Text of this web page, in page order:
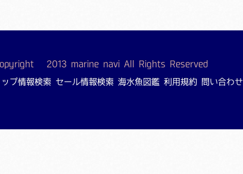
© 2013 marine navi All Rights Reserved
ップ情報検索 セール情報検索 海水魚図鑑 利用規約 問い合わせ